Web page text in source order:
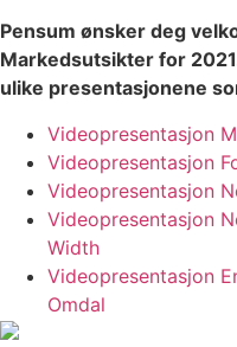
Pensum ønsker deg
Markedsutsikter for
ulike presentasjonene
Videopresentasjon
Videopresentasjon
Videopresentasjon
Videopresentasjon
Width
Videopresentasjon
Omdal